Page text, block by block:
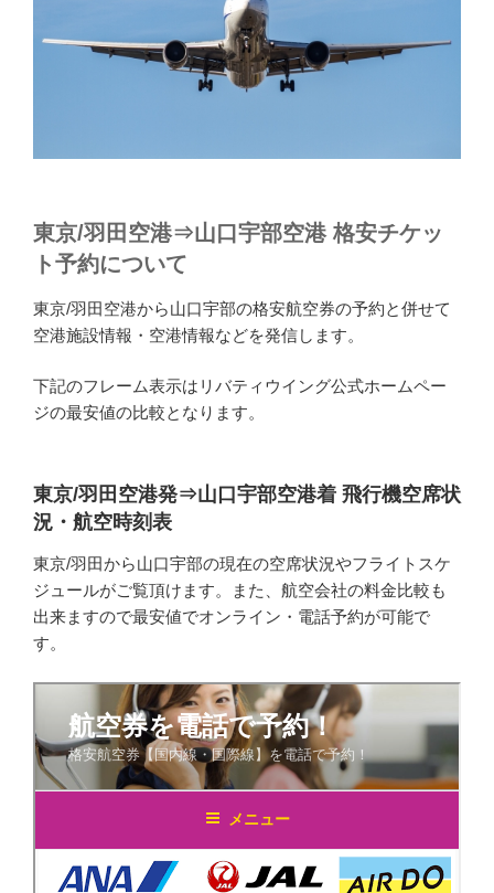
東京/羽田空港⇒山口宇部空港 格安チケッ
ト予約について
東京/羽田空港から山口宇部の格安航空券の予約と併せて
空港施設情報・空港情報などを発信します。
下記のフレーム表示はリバティウイング公式ホームペー
ジの最安値の比較となります。
東京/羽田空港発⇒山口宇部空港着 飛行機空席状
況・航空時刻表
東京/羽田から山口宇部の現在の空席状況やフライトスケ
ジュールがご覧頂けます。また、航空会社の料金比較も
出来ますので最安値でオンライン・電話予約が可能で
す。